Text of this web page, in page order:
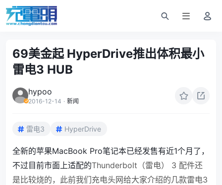
69美金起 HyperDrive推出体积最小
雷电3 HUB
hypoo
2016-12-14 · 新闻
雷电3 HyperDrive
全新的苹果MacBook Pro笔记本已经发售有近1个月了，
不过目前市面上适配的Thunderbolt （雷电）
3 配件还
是比较烧的，此前我们充电头网给大家介绍的几款雷电3